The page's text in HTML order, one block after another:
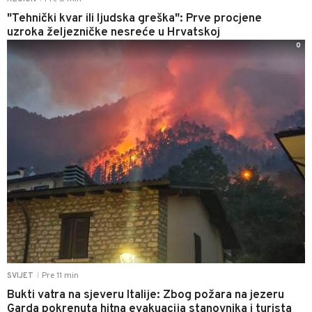
"Tehnički kvar ili ljudska greška": Prve procjene
uzroka željezničke nesreće u Hrvatskoj
SVIJET Pre 11 min
Bukti vatra na sjeveru Italije: Zbog požara na jezeru
0